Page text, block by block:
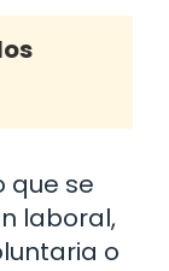
que se
laboral,
o